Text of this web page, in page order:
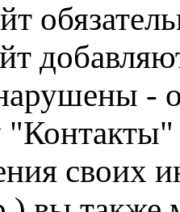
-
"Контакты"
своих